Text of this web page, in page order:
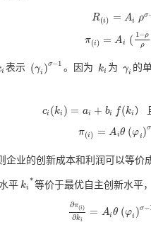
R(i) = Ai ρσ
R(i)= Ai ρσ-1 (γi
π(i) = Ai ( 1−ρ
ρ
π(i)= Ai (1-ρ ρ )ρσ (
i 表示 (γi )σ−1
(γi)σ- 。因为 ki
ki 为 γi
γi 的
ci (ki ) = ai + bi f(ki
ci(ki)=a i+b i f( ki ）
π(i) = A iθ (φi )σ
π(i)= Aiθ (φi) σ-1 ki
业的创新成本和利润可以等价
平 ki
*
ki* 等价于最优自主创新水平
∂π(i)
∂ki
= Ai θ (φi )σ−
∂π(i) ∂ki=Aiθ ( φi)σ -1